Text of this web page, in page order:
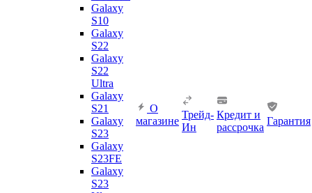
Galaxy
S10
Galaxy
S22
Galaxy
S22
Ultra
Galaxy
S21
Galaxy
S23
Galaxy
S23FE
Galaxy
S23
О
магазине
Трейд-
Ин
Кредит и
рассрочка
Гарантия